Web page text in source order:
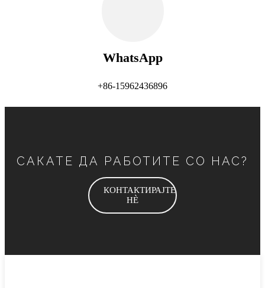
WhatsApp
+86-15962436896
САКАТЕ ДА РАБОТИТЕ СО НАС?
КОНТАКТИРАЈТЕ
НÈ